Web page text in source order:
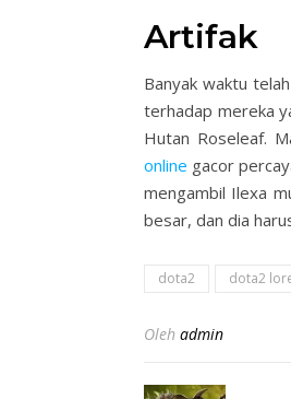
Artifak
Banyak waktu
terhadap mereka
Hutan Roseleaf.
online gacor
mengambil Ilexa
besar, dan dia
dota2 dota2
Oleh admin